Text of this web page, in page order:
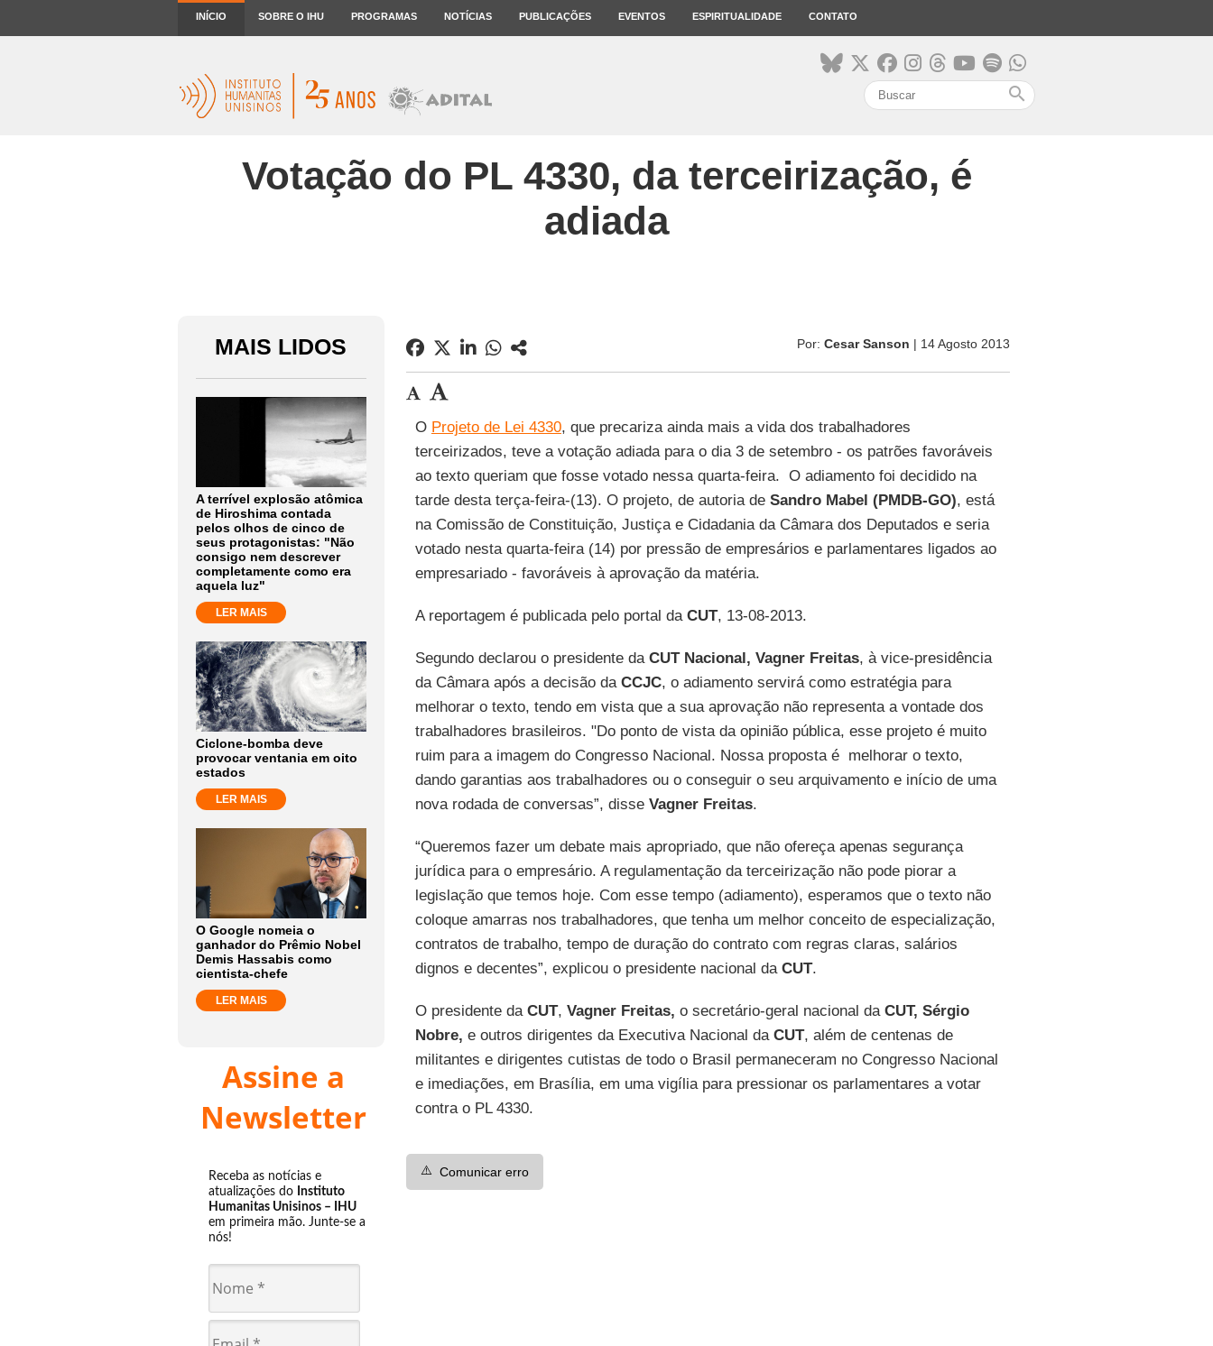
INÍCIO SOBRE O IHU PROGRAMAS NOTÍCIAS PUBLICAÇÕES EVENTOS ESPIRITUALIDADE CONTATO
search
Votação do PL 4330, da terceirização, é
adiada
MAIS LIDOS
A terrível explosão atômica
de Hiroshima contada
pelos olhos de cinco de
seus protagonistas: "Não
consigo nem descrever
completamente como era
aquela luz"
LER MAIS
Ciclone-bomba deve
provocar ventania em oito
estados
LER MAIS
O Google nomeia o
ganhador do Prêmio Nobel
Demis Hassabis como
cientista-chefe
LER MAIS
Assine a
Newsletter
Receba as notícias e
atualizações do Instituto
Humanitas Unisinos – IHU
em primeira mão. Junte-se a
nós!
Por: Cesar Sanson | 14 Agosto 2013
O Projeto de Lei 4330, que precariza ainda mais a vida dos trabalhadores
terceirizados, teve a votação adiada para o dia 3 de setembro - os patrões favoráveis
ao texto queriam que fosse votado nessa quarta-feira. O adiamento foi decidido na
tarde desta terça-feira-(13). O projeto, de autoria de Sandro Mabel (PMDB-GO), está
na Comissão de Constituição, Justiça e Cidadania da Câmara dos Deputados e seria
votado nesta quarta-feira (14) por pressão de empresários e parlamentares ligados ao
empresariado - favoráveis à aprovação da matéria.
A reportagem é publicada pelo portal da CUT, 13-08-2013.
Segundo declarou o presidente da CUT Nacional, Vagner Freitas, à vice-presidência
da Câmara após a decisão da CCJC, o adiamento servirá como estratégia para
melhorar o texto, tendo em vista que a sua aprovação não representa a vontade dos
trabalhadores brasileiros. "Do ponto de vista da opinião pública, esse projeto é muito
ruim para a imagem do Congresso Nacional. Nossa proposta é melhorar o texto,
dando garantias aos trabalhadores ou o conseguir o seu arquivamento e início de uma
nova rodada de conversas”, disse Vagner Freitas.
“Queremos fazer um debate mais apropriado, que não ofereça apenas segurança
jurídica para o empresário. A regulamentação da terceirização não pode piorar a
legislação que temos hoje. Com esse tempo (adiamento), esperamos que o texto não
coloque amarras nos trabalhadores, que tenha um melhor conceito de especialização,
contratos de trabalho, tempo de duração do contrato com regras claras, salários
dignos e decentes”, explicou o presidente nacional da CUT.
O presidente da CUT, Vagner Freitas, o secretário-geral nacional da CUT, Sérgio
Nobre, e outros dirigentes da Executiva Nacional da CUT, além de centenas de
militantes e dirigentes cutistas de todo o Brasil permaneceram no Congresso Nacional
e imediações, em Brasília, em uma vigília para pressionar os parlamentares a votar
contra o PL 4330.
⚠️ Comunicar erro